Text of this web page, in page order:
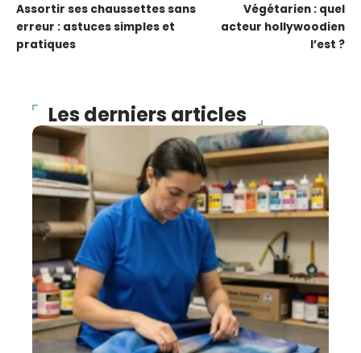
Assortir ses chaussettes sans
erreur : astuces simples et
pratiques
Végétarien : quel
acteur hollywoodien
l’est ?
Les derniers articles